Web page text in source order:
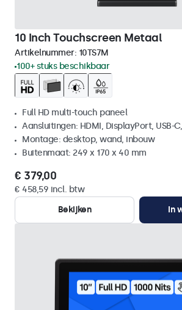
10 Inch Touchscreen Metaal
Artikelnummer: 10TS7M
100+ stuks beschikbaar
Full HD multi-touch paneel
Aansluitingen: HDMI, DisplayPort, USB-
Montage: desktop, wand, inbouw
Buitenmaat: 249 x 170 x 40 mm
€ 379,00
€ 458,59 incl. btw
Bekijken
In